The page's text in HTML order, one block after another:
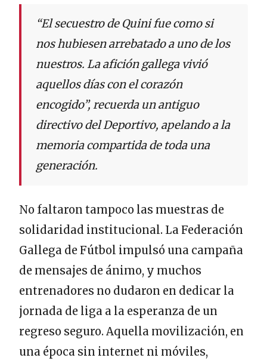
“El secuestro de Quini fue como si
nos hubiesen arrebatado a uno de los
nuestros. La afición gallega vivió
aquellos días con el corazón
encogido”, recuerda un antiguo
directivo del Deportivo, apelando a la
memoria compartida de toda una
generación.
No faltaron tampoco las muestras de
solidaridad institucional. La Federación
Gallega de Fútbol impulsó una campaña
de mensajes de ánimo, y muchos
entrenadores no dudaron en dedicar la
jornada de liga a la esperanza de un
regreso seguro. Aquella movilización, en
una época sin internet ni móviles,